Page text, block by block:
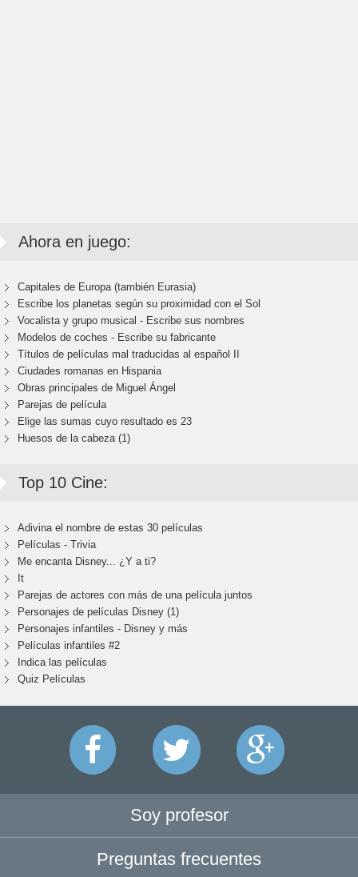
Ahora en juego:
Capitales de Europa (también Eurasia)
Escribe los planetas según su proximidad con el Sol
Vocalista y grupo musical - Escribe sus nombres
Modelos de coches - Escribe su fabricante
Títulos de películas mal traducidas al español II
Ciudades romanas en Hispania
Obras principales de Miguel Ángel
Parejas de película
Elige las sumas cuyo resultado es 23
Huesos de la cabeza (1)
Top 10 Cine:
Adivina el nombre de estas 30 películas
Películas - Trivia
Me encanta Disney... ¿Y a ti?
It
Parejas de actores con más de una película juntos
Personajes de películas Disney (1)
Personajes infantiles - Disney y más
Películas infantiles #2
Indica las películas
Quiz Películas
Soy profesor
Preguntas frecuentes